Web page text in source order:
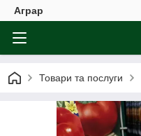
Аграр
Товари та послуги